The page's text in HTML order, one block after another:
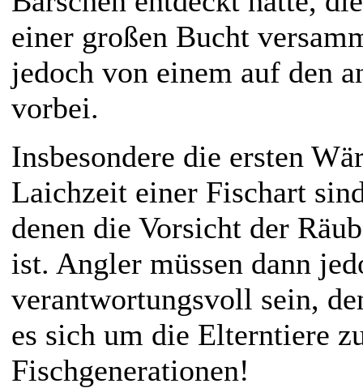
einer großen Bucht
jedoch von einem auf den
vorbei.
Insbesondere die ersten
Laichzeit einer Fischart
denen die Vorsicht der
ist. Angler müssen dann
verantwortungsvoll sein,
es sich um die Elterntiere
Fischgenerationen!